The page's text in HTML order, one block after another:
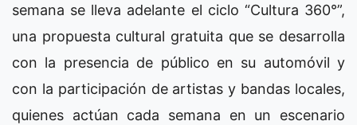
semana se lleva adelante el ciclo “Cultura 360°”,
una propuesta cultural gratuita que se desarrolla
con la presencia de público en su automóvil y
con la participación de artistas y bandas locales,
quienes actúan cada semana en un escenario